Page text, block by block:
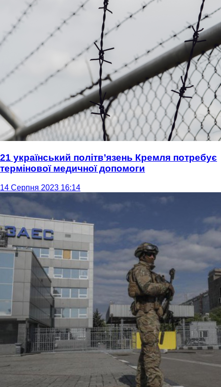
21 український політв’язень Кремля потребує
термінової медичної допомоги
14 Серпня 2023 16:14